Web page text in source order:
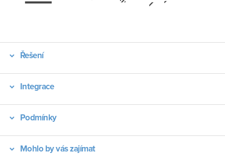
Řešení
Integrace
Podmínky
Mohlo by vás zajímat